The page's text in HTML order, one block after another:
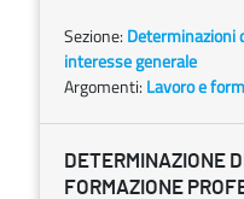
Sezione: Determinazioni
interesse generale
Argomenti: Lavoro e
DETERMINAZIONE
FORMAZIONE